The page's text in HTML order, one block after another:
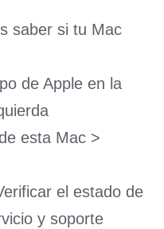
saber si tu Mac
de Apple en la
esta Mac >
el estado de
y soporte